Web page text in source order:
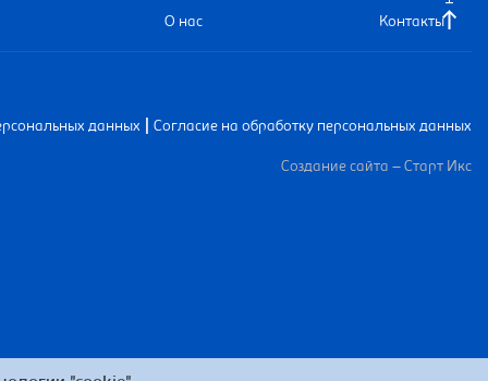
О нас Контакты
данных Согласие на обработку персональных данных
Создание сайта – Старт Икс